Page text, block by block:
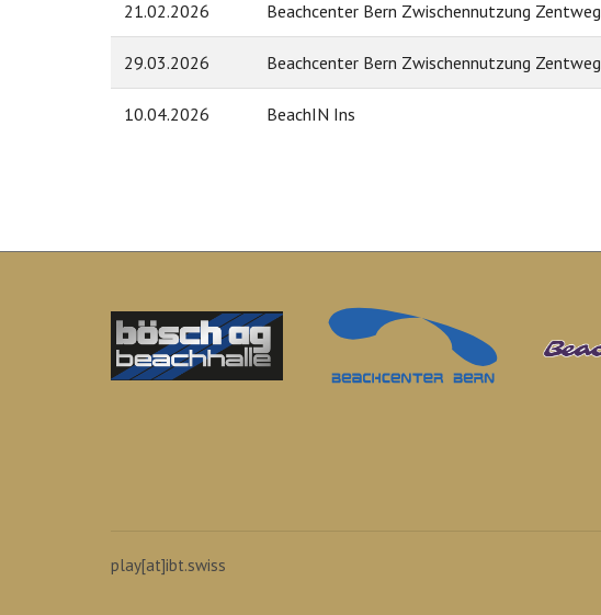
21.02.2026 Beachcenter Bern Zwischennutzung Zentweg
29.03.2026 Beachcenter Bern Zwischennutzung Zentweg
10.04.2026 BeachIN Ins
play[at]ibt.swiss